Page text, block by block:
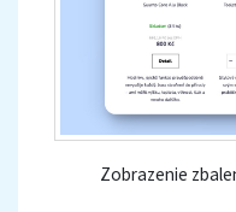
Zobrazenie